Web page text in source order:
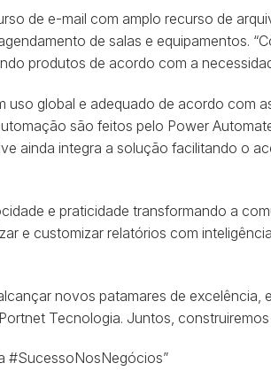
de e-mail com amplo recurso de
de salas e equipamentos.
produtos de acordo com a
global e adequado de acordo com
são feitos pelo Power
ainda integra a solução facilitando o
e praticidade transformando a
e customizar relatórios com
novos patamares de excelência,
Tecnologia. Juntos,
#SucessoNosNegócios”